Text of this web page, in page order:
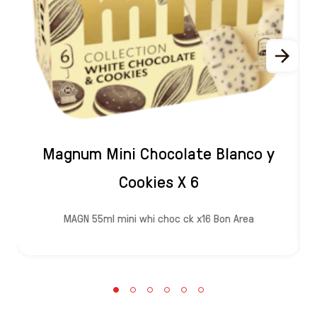
Magnum Mini Chocolate Blanco y
Cookies X 6
MAGN 55ml mini whi choc ck x16 Bon Area